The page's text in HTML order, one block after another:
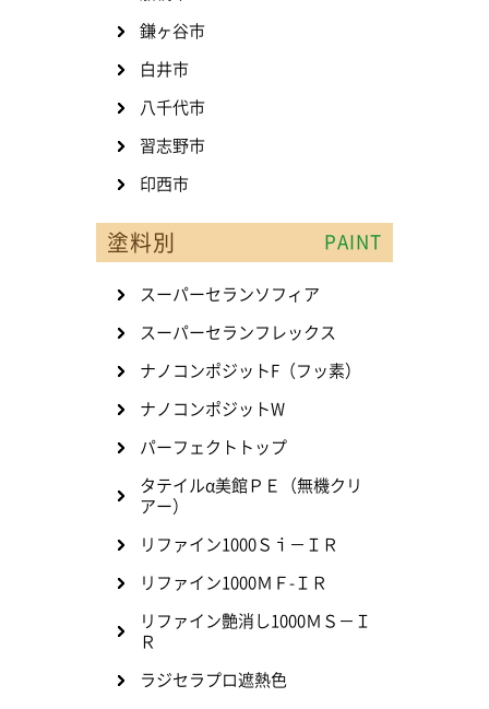
鎌ヶ谷市
白井市
八千代市
習志野市
印西市
塗料別 PAINT
スーパーセランソフィア
スーパーセランフレックス
ナノコンポジットF（フッ素）
ナノコンポジットW
パーフェクトトップ
タテイルα美館ＰＥ（無機クリ
アー）
リファイン1000Ｓｉ－ＩＲ
リファイン1000ＭＦ-ＩＲ
リファイン艶消し1000ＭＳ－Ｉ
Ｒ
ラジセラプロ遮熱色